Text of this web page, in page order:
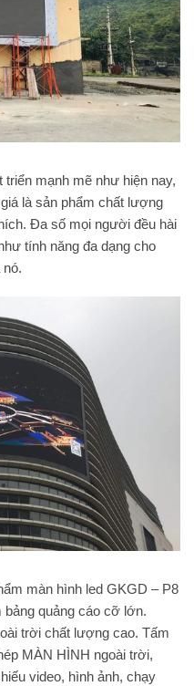
mạnh mẽ như hiện nay,
là sản phẩm chất lượng
Đa số mọi người đều hài
tính năng đa dạng cho
màn hình led GKGD – P8
bảng quảng cáo cỡ lớn.
trời chất lượng cao. Tấm
MÀN HÌNH ngoài trời,
video, hình ảnh, chạy